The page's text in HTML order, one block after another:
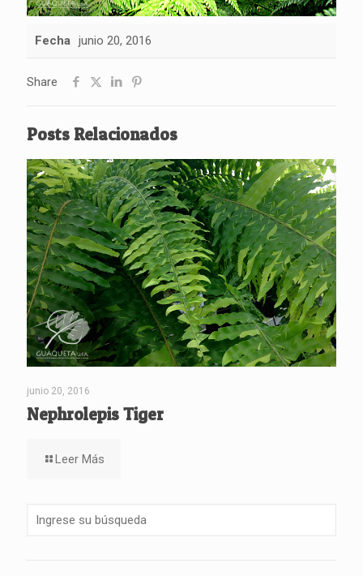
Fecha junio 20, 2016
Share
Posts Relacionados
junio 20, 2016
Nephrolepis Tiger
Leer Más